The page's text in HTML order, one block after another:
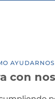
AYUDARNOS
con